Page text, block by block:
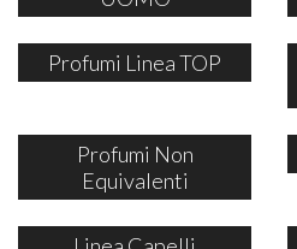
Profumi Linea TOP
Profumi Non
Equivalenti